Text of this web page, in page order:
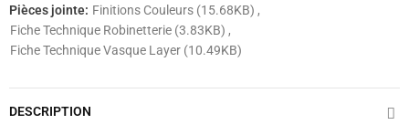
Pièces jointe: Finitions Couleurs (15.68KB)
Fiche Technique Robinetterie (3.83KB)
Fiche Technique Vasque Layer (10.49KB)
DESCRIPTION